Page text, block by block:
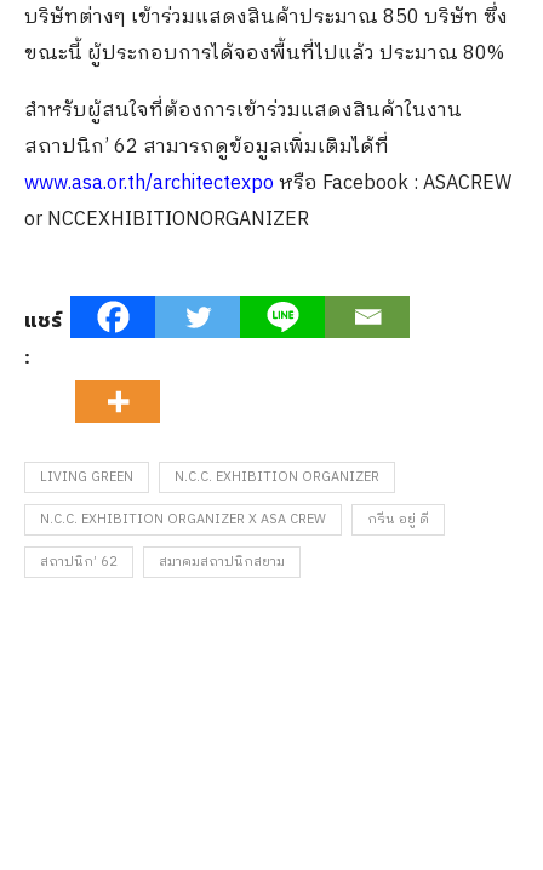
บริษัทต่างๆ เข้าร่วมแสดงสินค้าประมาณ 850 บริษัท ซึ่ง
ขณะนี้ ผู้ประกอบการได้จองพื้นที่ไปแล้ว ประมาณ 80%
สำหรับผู้สนใจที่ต้องการเข้าร่วมแสดงสินค้าในงาน
สถาปนิก’ 62 สามารถดูข้อมูลเพิ่มเติมได้ที่
www.asa.or.th/architectexpoหรือ Facebook : ASACREW
or NCCEXHIBITIONORGANIZER
แชร์
:
LIVING GREEN
N.C.C. EXHIBITION ORGANIZER
N.C.C. EXHIBITION ORGANIZER X ASA CREW
กรีน อยู่ ดี
สถาปนิก’ 62
สมาคมสถาปนิกสยาม